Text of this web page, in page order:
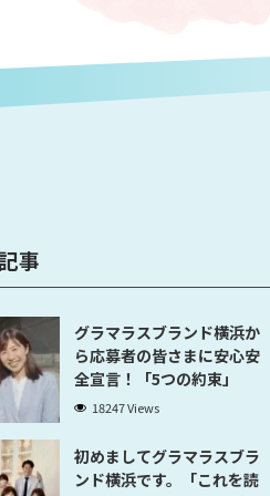
事
グラマラスブランド横浜か
ら応募者の皆さまに安心安
全宣言！「5つの約束」
18247 Views
初めましてグラマラスブラ
ンド横浜です。「これを読